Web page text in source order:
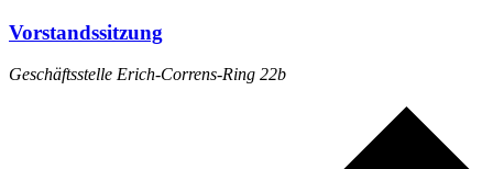
Vorstandssitzung
Geschäftsstelle Erich-Correns-Ring 22b